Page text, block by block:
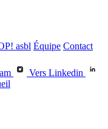
asbl Équipe Contact
Vers Linkedin